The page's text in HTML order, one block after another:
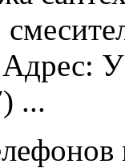
...